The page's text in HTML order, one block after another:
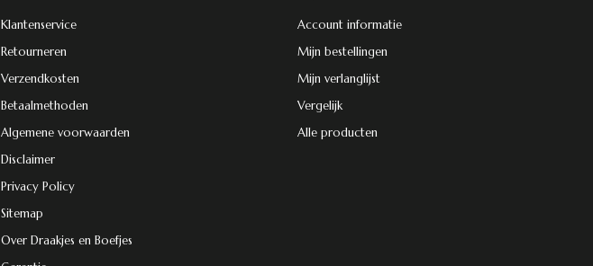
Klantenservice
Retourneren
Verzendkosten
Betaalmethoden
Algemene voorwaarden
Disclaimer
Privacy Policy
Sitemap
Over Draakjes en Boefjes
Account informatie
Mijn bestellingen
Mijn verlanglijst
Vergelijk
Alle producten